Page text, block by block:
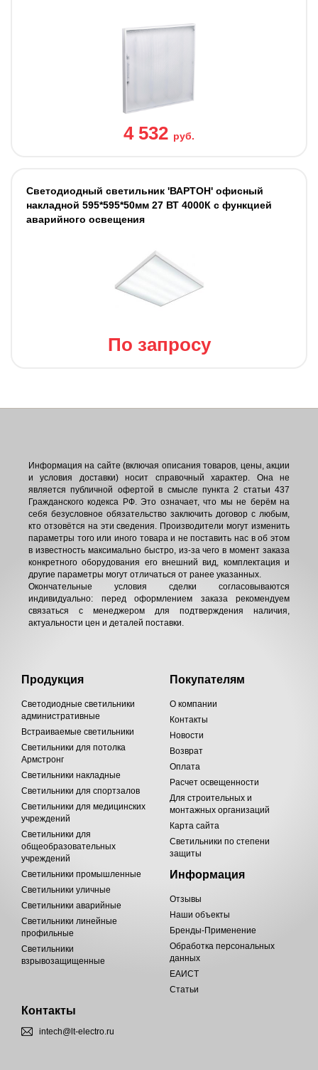
4 532 руб.
Светодиодный светильник 'ВАРТОН' офисный
накладной 595*595*50мм 27 ВТ 4000К с функцией
аварийного освещения
По запросу
Информация на сайте (включая описания товаров, цены, акции
и условия доставки) носит справочный характер. Она не
является публичной офертой в смысле пункта 2 статьи 437
Гражданского кодекса РФ. Это означает, что мы не берём на
себя безусловное обязательство заключить договор с любым,
кто отзовётся на эти сведения. Производители могут изменить
параметры того или иного товара и не поставить нас в об этом
в известность максимально быстро, из-за чего в момент заказа
конкретного оборудования его внешний вид, комплектация и
другие параметры могут отличаться от ранее указанных.
Окончательные условия сделки согласовываются
индивидуально: перед оформлением заказа рекомендуем
связаться с менеджером для подтверждения наличия,
актуальности цен и деталей поставки.
Продукция
Светодиодные светильники
административные
Встраиваемые светильники
Светильники для потолка
Армстронг
Светильники накладные
Светильники для спортзалов
Светильники для медицинских
учреждений
Светильники для
общеобразовательных
учреждений
Светильники промышленные
Светильники уличные
Светильники аварийные
Светильники линейные
профильные
Светильники
взрывозащищенные
Покупателям
О компании
Контакты
Новости
Возврат
Оплата
Расчет освещенности
Для строительных и
монтажных организаций
Карта сайта
Светильники по степени
защиты
Информация
Отзывы
Наши объекты
Бренды-Применение
Обработка персональных
данных
ЕАИСТ
Статьи
Контакты
intech@lt-electro.ru